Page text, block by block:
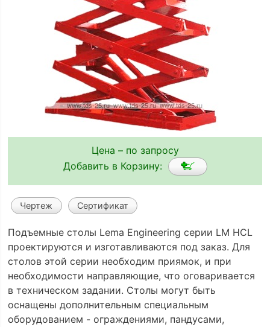
Цена – по запросу
Добавить в Корзину:
Чертеж Сертификат
Подъемные столы Lema Engineering серии LM HCL
проектируются и изготавливаются под заказ. Для
столов этой серии необходим приямок, и при
необходимости направляющие, что оговаривается
в техническом задании. Столы могут быть
оснащены дополнительным специальным
оборудованием - ограждениями, пандусами,